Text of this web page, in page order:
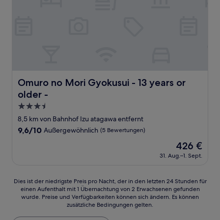
Omuro no Mori Gyokusui - 13 years or
older -
Omuro no Mori Gyokusui - 13 years or older -
3.5-
Sterne-
Unterkunft
8,5 km von Bahnhof Izu atagawa entfernt
9.6
9,6/10 Außergewöhnlich (5 Bewertungen)
Der
Preis
beträgt
426 €
31. Aug.–1. Sept.
Dies
der
Preis
Dies ist der niedrigste Preis pro Nacht, der in den letzten 24 Stunden für
einen Aufenthalt mit 1 Übernachtung von 2 Erwachsenen gefunden
wurde. Preise und Verfügbarkeiten können sich ändern. Es können
zusätzliche Bedingungen gelten.